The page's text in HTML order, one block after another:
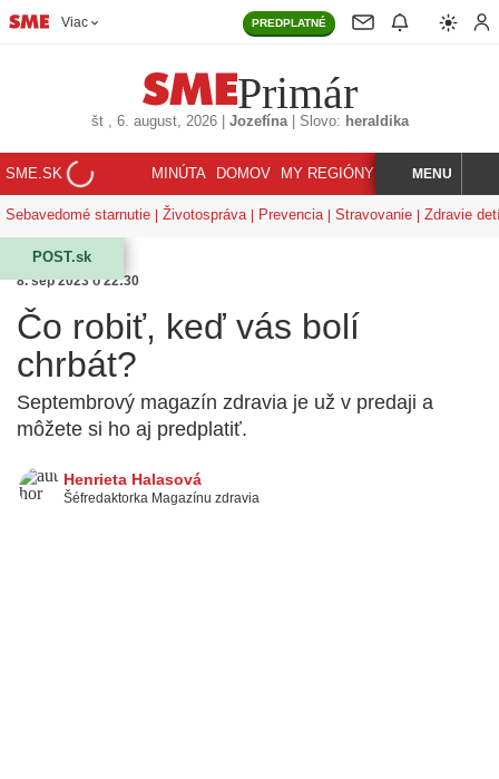
Viac PREDPLATNÉ
Primár
št, 6. august, 2026| Jozefína| Slovo: heraldika
SME.SK MINÚTA DOMOV MY REGIÓNY KORZÁR
HĽADAJMENU
Sebavedomé starnutie Životospráva Prevencia Stravovanie Zdravie
POST.sk
8. sep 2023 o 22:30
Čo robiť, keď vás bolí
chrbát?
Septembrový magazín zdravia je už v predaji a
môžete si ho aj predplatiť.
Henrieta Halasová
Šéfredaktorka Magazínu zdravia